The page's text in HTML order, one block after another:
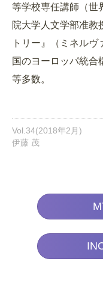
等学校専任講師（世
院大学人文学部准教
トリー』（ミネル
国のヨーロッパ統合
等多数。
Vol.34(2018年2月)
伊藤 茂